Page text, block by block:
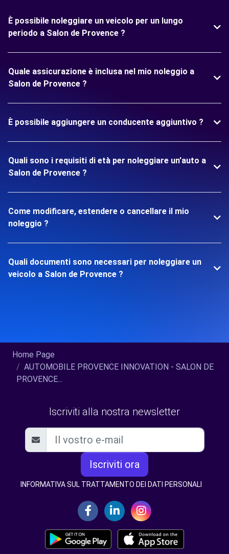
È possibile noleggiare un veicolo per un lungo
periodo a Salon de Provence ?
Quale assicurazione è inclusa nel mio noleggio a
Salon de Provence ?
È possibile aggiungere un conducente aggiuntivo ?
Quali sono i requisiti di età per noleggiare un'auto a
Salon de Provence ?
Come modificare, estendere o cancellare il mio
noleggio ?
Quali documenti sono necessari per noleggiare un
veicolo a Salon de Provence ?
Home Page
AUTOMOBILE PROVENCE INNOVATION - SALON DE
PROVENCE...
Iscriviti alla nostra newsletter
Iscriviti ora
INFORMATIVA SUL TRATTAMENTO DEI DATI PERSONALI